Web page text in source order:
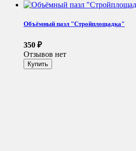
Объёмный пазл "Стройплощадка"
350 ₽
Отзывов нет